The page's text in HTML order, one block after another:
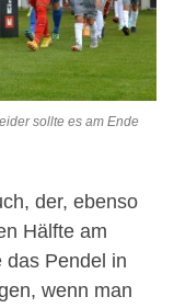
sollte es am Ende
der, ebenso
Hälfte am
das Pendel in
wenn man